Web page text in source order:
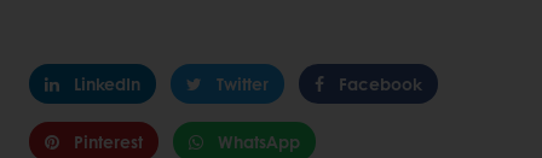
LinkedIn Twitter Facebook
Pinterest WhatsApp